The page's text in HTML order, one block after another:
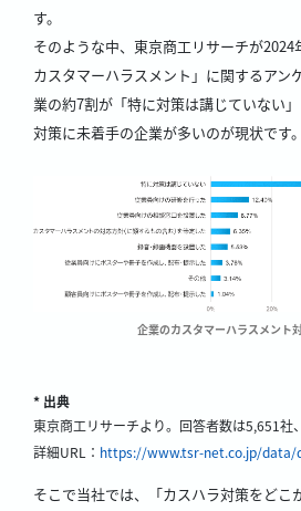
す。
そのような中、東京商工リサーチが
カスタマーハラスメント」に関するアン
業の約7割が「特に対策は講じていない」
対策に未着手の企業が多いのが現状です。
企業のカスタマーハラスメント
* 出典
東京商工リサーチより。回答者数は5,651社
詳細URL： https://www.tsr-net.co.jp/data/
そこで当社では、「カスハラ対策をどこ